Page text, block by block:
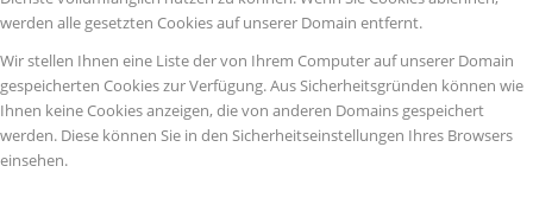
werden alle gesetzten Cookies auf unserer Domain entfernt.
Wir stellen Ihnen eine Liste der von Ihrem Computer auf unserer Domain
gespeicherten Cookies zur Verfügung. Aus Sicherheitsgründen können wie
Ihnen keine Cookies anzeigen, die von anderen Domains gespeichert
werden. Diese können Sie in den Sicherheitseinstellungen Ihres Browsers
einsehen.